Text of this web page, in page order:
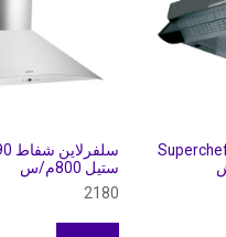
ستيل 800م/س
2180